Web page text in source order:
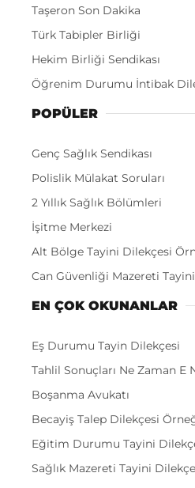
Taşeron Son Dakika
Türk Tabipler Birliği
Hekim Birliği Sendikası
Öğrenim Durumu İntibak
POPÜLER
Genç Sağlık Sendikası
Polislik Mülakat Soruları
2 Yıllık Sağlık Bölümleri
İşitme Merkezi
Alt Bölge Tayini Dilekçesi
Can Güvenliği Mazereti
EN ÇOK OKUNANLAR
Eş Durumu Tayin Dilekçesi
Tahlil Sonuçları Ne Zaman E
Boşanma Avukatı
Becayiş Talep Dilekçesi
Eğitim Durumu Tayini
Sağlık Mazereti Tayini